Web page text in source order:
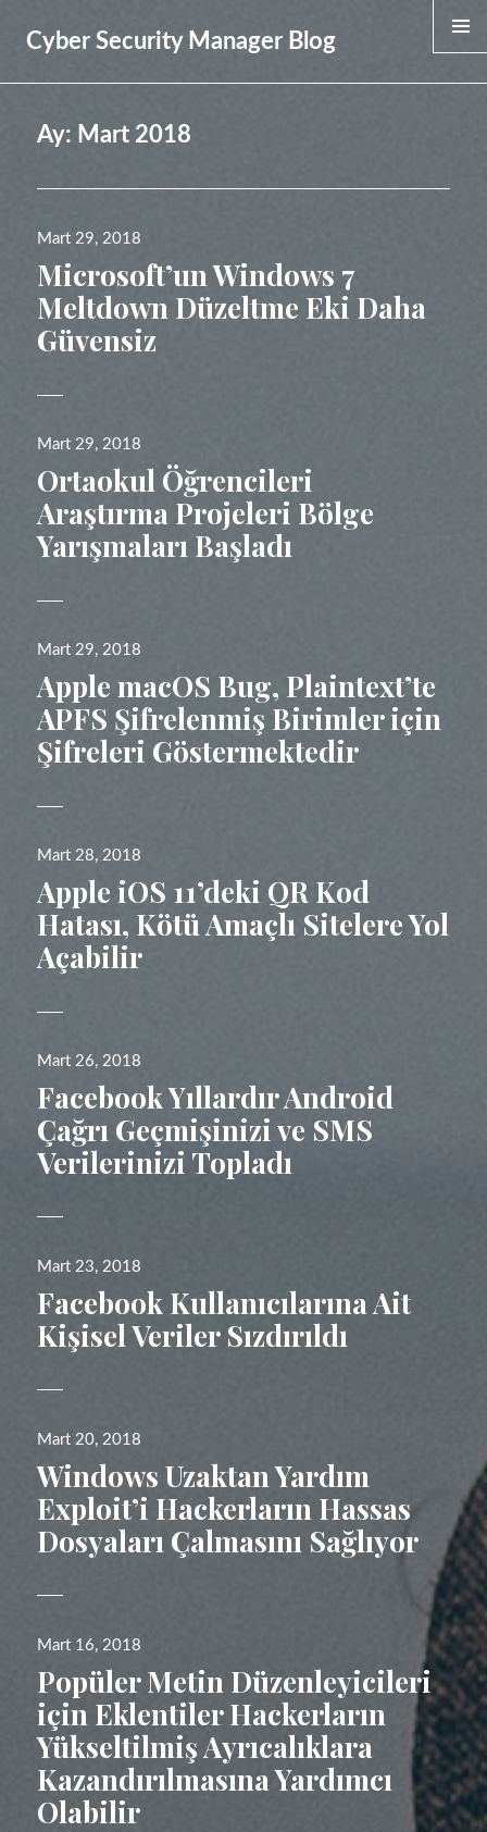
Cyber Security Manager Blog
Ay: Mart 2018
Yayın
tarihi
Mart 29, 2018
Microsoft’un Windows 7
Meltdown Düzeltme Eki Daha
Güvensiz
Yayın
tarihi
Mart 29, 2018
Ortaokul Öğrencileri
Araştırma Projeleri Bölge
Yarışmaları Başladı
Yayın
tarihi
Mart 29, 2018
Apple macOS Bug, Plaintext’te
APFS Şifrelenmiş Birimler için
Şifreleri Göstermektedir
Yayın
tarihi
Mart 28, 2018
Apple iOS 11’deki QR Kod
Hatası, Kötü Amaçlı Sitelere Yol
Açabilir
Yayın
tarihi
Mart 26, 2018
Facebook Yıllardır Android
Çağrı Geçmişinizi ve SMS
Verilerinizi Topladı
Yayın
tarihi
Mart 23, 2018
Facebook Kullanıcılarına Ait
Kişisel Veriler Sızdırıldı
Yayın
tarihi
Mart 20, 2018
Windows Uzaktan Yardım
Exploit’i Hackerların Hassas
Dosyaları Çalmasını Sağlıyor
Yayın
tarihi
Mart 16, 2018
Popüler Metin Düzenleyicileri
için Eklentiler Hackerların
Yükseltilmiş Ayrıcalıklara
Kazandırılmasına Yardımcı
Olabilir